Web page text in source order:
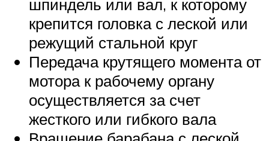
шпиндель или вал, к которому
крепится головка с леской или
режущий стальной круг
Передача крутящего момента от
мотора к рабочему органу
осуществляется за счет
жесткого или гибкого вала